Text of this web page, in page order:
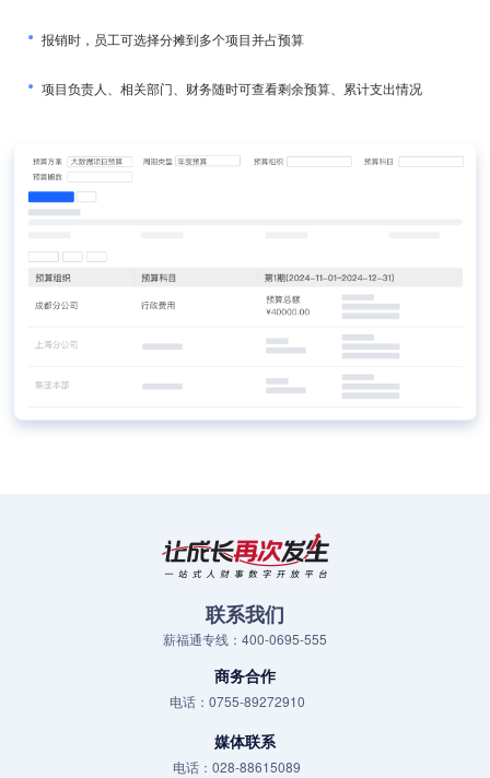
报销时，员工可选择分摊到多个项目并占预算
项目负责人、相关部门、财务随时可查看剩余预算、累计支出情况
联系我们
薪福通专线：400-0695-555
商务合作
电话：0755-89272910
媒体联系
电话：028-88615089